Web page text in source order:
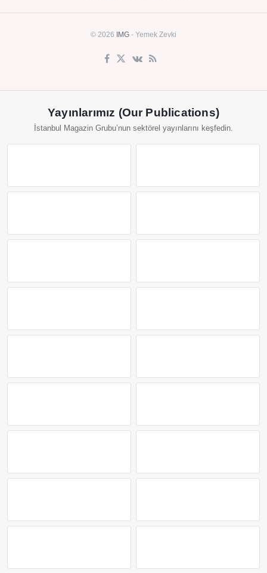
© 2026 IMG - Yemek Zevki
Yayınlarımız (Our Publications)
İstanbul Magazin Grubu’nun sektörel yayınlarını keşfedin.